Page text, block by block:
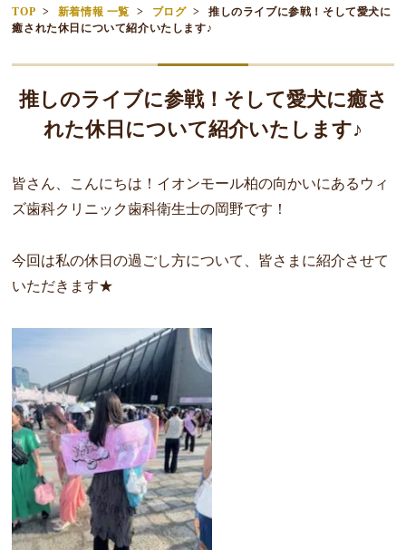
TOP 新着情報 一覧 ブログ
推しのライブに参戦！そして愛犬に
癒された休日について紹介いたします♪
推しのライブに参戦！そして愛犬に癒さ
れた休日について紹介いたします♪
皆さん、こんにちは！イオンモール柏の向かいにあるウィ
ズ歯科クリニック歯科衛生士の岡野です！
今回は私の休日の過ごし方について、皆さまに紹介させて
いただきます★